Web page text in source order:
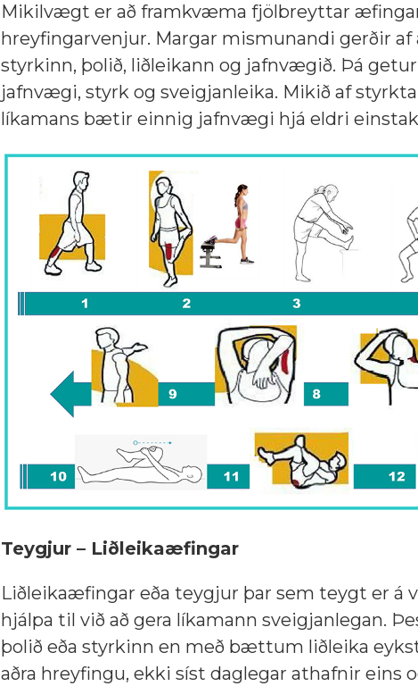
Mikilvægt er að framkvæma fjölbreyttar
hreyfingarvenjur. Margar mismunandi gerðir
styrkinn, þolið, liðleikann og jafnvægið. Þá
jafnvægi, styrk og sveigjanleika. Mikið af
líkamans bætir einnig jafnvægi hjá eldri
Teygjur – Liðleikaæfingar
Liðleikaæfingar eða teygjur þar sem teygt er á
hjálpa til við að gera líkamann sveigjanlegan.
þolið eða styrkinn en með bættum liðleika
aðra hreyfingu, ekki síst daglegar athafnir eins